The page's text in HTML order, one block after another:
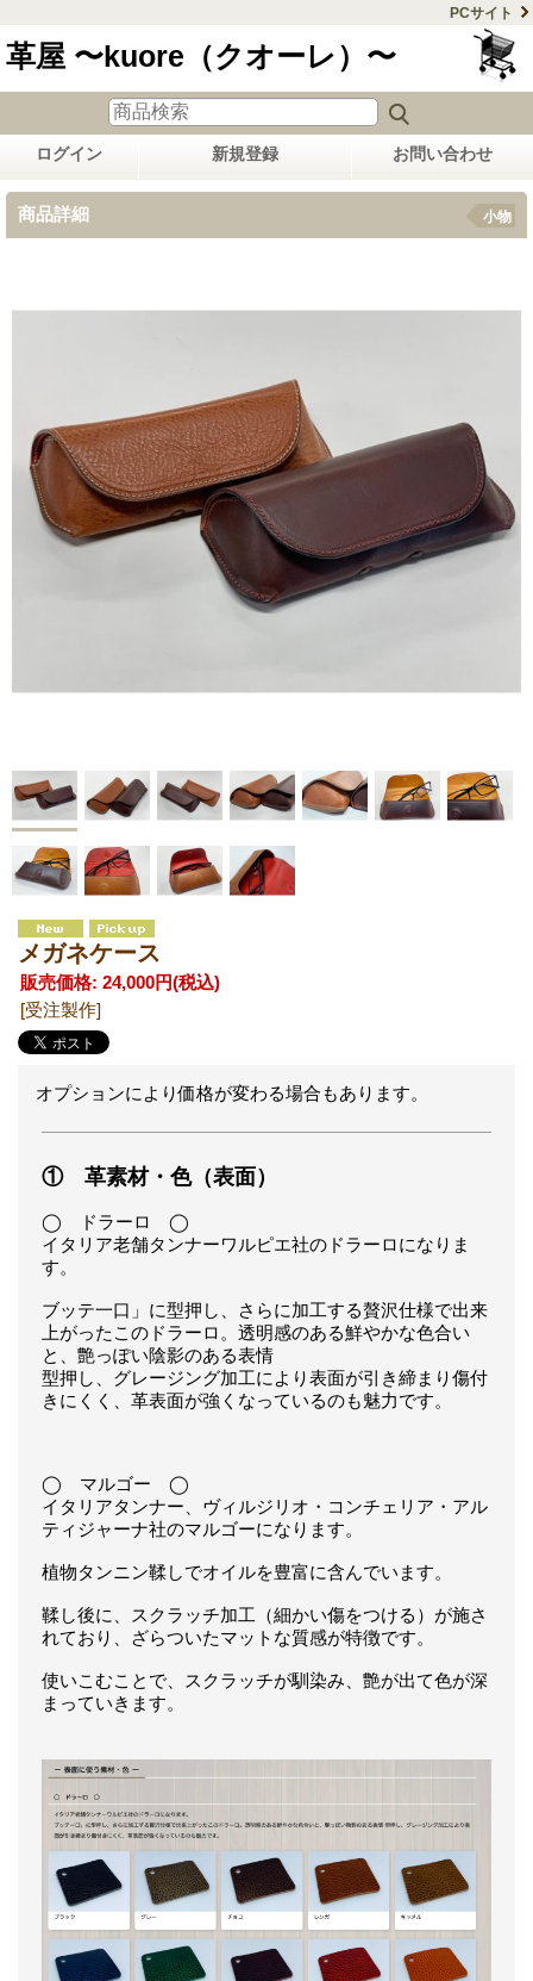
PCサイト
革屋 〜kuore（クオーレ）〜
ログイン 新規登録 お問い合わせ
商品詳細 小物
メガネケース
販売価格: 24,000円(税込)
[受注製作]
オプションにより価格が変わる場合もあります。
① 革素材・色（表面）
◯ ドラーロ ◯
イタリア老舗タンナーワルピエ社のドラーロになりま
す。
ブッテ一口」に型押し、さらに加工する贅沢仕様で出来
上がったこのドラーロ。透明感のある鮮やかな色合い
と、艶っぽい陰影のある表情
型押し、グレージング加工により表面が引き締まり傷付
きにくく、革表面が強くなっているのも魅力です。
◯ マルゴー ◯
イタリアタンナー、ヴィルジリオ・コンチェリア・アル
ティジャーナ社のマルゴーになります。
植物タンニン鞣しでオイルを豊富に含んでいます。
鞣し後に、スクラッチ加工（細かい傷をつける）が施さ
れており、ざらついたマットな質感が特徴です。
使いこむことで、スクラッチが馴染み、艶が出て色が深
まっていきます。